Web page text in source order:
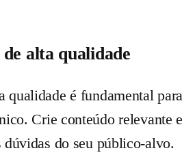
alta qualidade
qualidade é fundamental para
Crie conteúdo relevante e
do seu público-alvo.